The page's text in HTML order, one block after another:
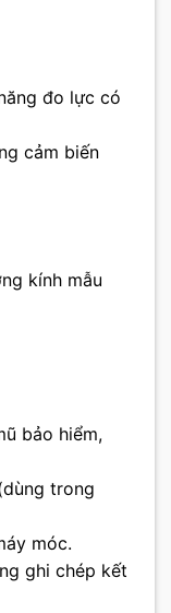
đo lực có
cảm biến
kính mẫu
bảo hiểm,
trong
móc.
ghi chép kết